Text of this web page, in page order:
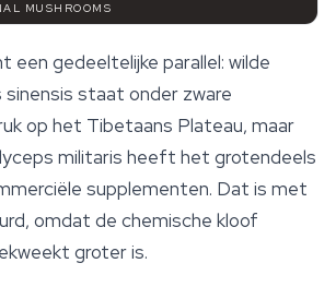
MUSHROOMS
een gedeeltelijke parallel: wilde
staat onder zware
op het Tibetaans Plateau, maar
militaris heeft het grotendeels
supplementen. Dat is met
omdat de chemische kloof
groter is.